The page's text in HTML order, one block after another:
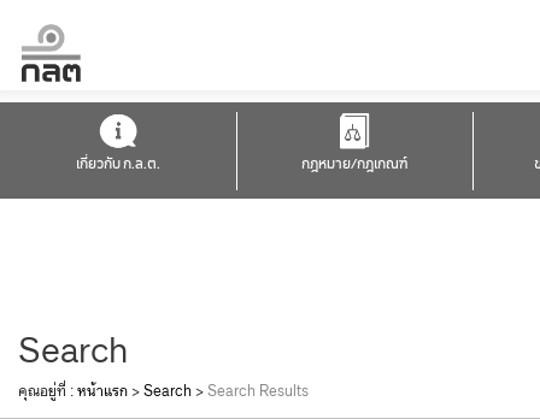
เกี่ยวกับ ก.ล.ต. กฎหมาย/กฎเกณฑ์
Search
คุณอยู่ที่ :หน้าแรก >Search >Search Results